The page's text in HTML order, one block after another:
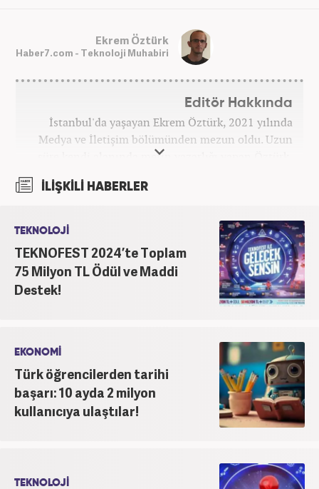
Ekrem Öztürk
Haber7.com - Teknoloji Muhabiri
Editör Hakkında
İstanbul'da yaşayan Ekrem Öztürk, 2021 yılında
Medya ve İletişim bölümünden mezun oldu. Uzun
süre kendi alanında metin yazarlığı yapan Öztürk,
şu an Haber7.com'da "Muhabir - Editör" olarak görev
yapmaktadır. Ayrıca günümüz insan ilişkilerinde
inanmakta ve bu değerleri meslek hayatında da ön
planda tutmaktadır.
İLİŞKİLİ HABERLER
TEKNOLOJİ
TEKNOFEST 2024’te Toplam
75 Milyon TL Ödül ve Maddi
Destek!
EKONOMİ
Türk öğrencilerden tarihi
başarı: 10 ayda 2 milyon
kullanıcıya ulaştılar!
TEKNOLOJİ